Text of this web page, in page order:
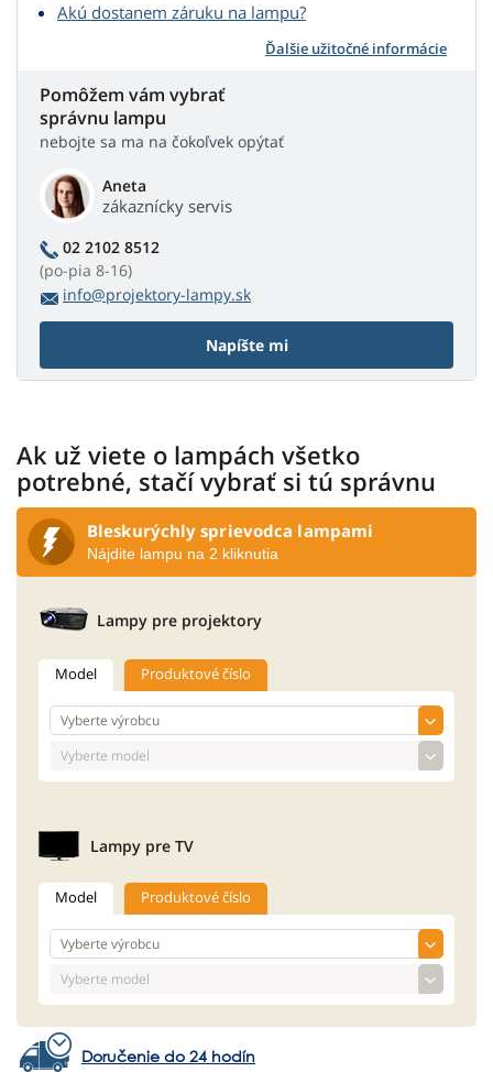
Akú dostanem záruku na lampu?
Ďalšie užitočné informácie
Pomôžem vám vybrať
správnu lampu
nebojte sa ma na čokoľvek opýtať
Aneta
zákaznícky servis
02 2102 8512
(po-pia 8-16)
info@projektory-lampy.sk
Napíšte mi
Ak už viete o lampách všetko
potrebné, stačí vybrať si tú správnu
Bleskurýchly sprievodca lampami
Nájdite lampu na 2 kliknutia
Lampy pre projektory
Model Produktové číslo
Lampy pre TV
Model Produktové číslo
Doručenie do 24 hodín